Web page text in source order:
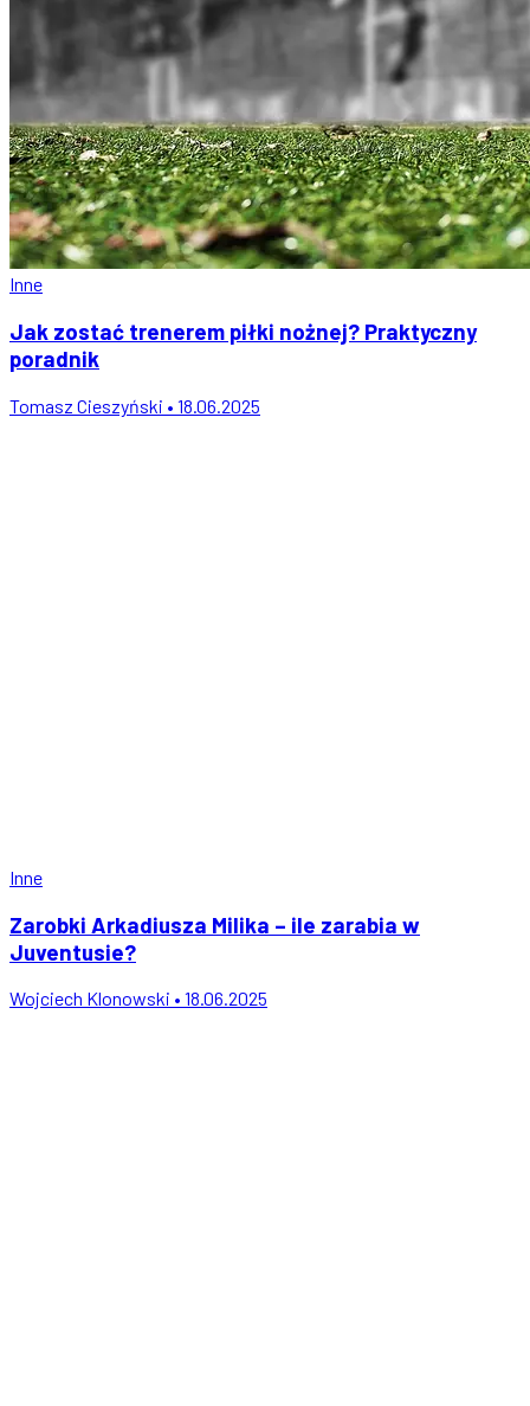
Inne
Jak zostać trenerem piłki nożnej? Praktyczny
poradnik
Tomasz Cieszyński • 18.06.2025
Inne
Zarobki Arkadiusza Milika – ile zarabia w
Juventusie?
Wojciech Klonowski • 18.06.2025